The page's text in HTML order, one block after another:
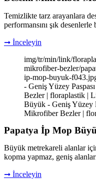
Temizlikte tarz arayanlara
performansını şık
➞ İnceleyin
img/tr/min/link/
mikrofiber-bezler/
ip-mop-buyuk-
- Geniş Yüzey
Bezler | floraplastik |
Büyük - Geniş Yüzey
Mikrofiber Bezler |
Papatya İp Mop
Büyük metrekareli alanlar
kopma yapmaz, geniş
➞ İnceleyin